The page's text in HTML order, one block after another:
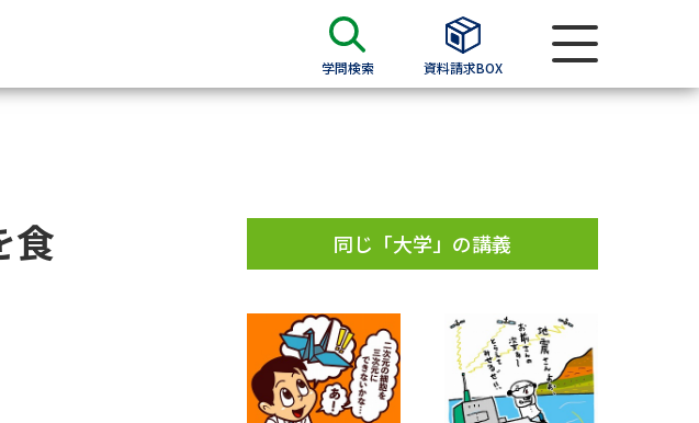
学問検索 資料請求BOX
の資料種類から請求
学部・学科パンフ
過去問題集
食
同じ「大学」の講義